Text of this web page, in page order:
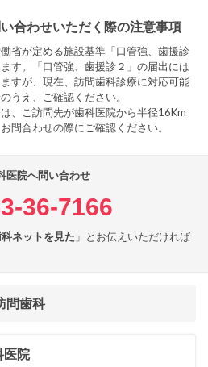
合わせいただく際の注意事項
省が定める施設基準「口管強、歯援診
す。「口管強、歯援診２」の届出には
すが、現在、訪問歯科診療に対応可能
うえ、ご確認ください。
、ご訪問先が歯科医院から半径16Km
問合わせの際にご確認ください。
医院へ問い合わせ
36-7166
ネットを見た 」とお伝えいただければ
問歯科
医院